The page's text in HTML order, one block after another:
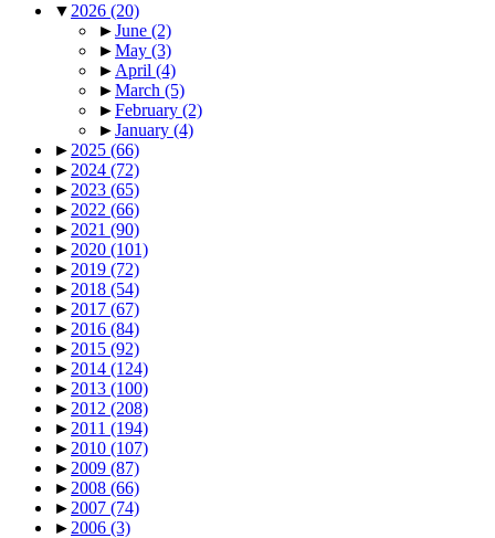
▼ 2026 (20)
►June (2)
►May (3)
► April (4)
►March (5)
►February (2)
►January (4)
► 2025 (66)
► 2024 (72)
► 2023 (65)
► 2022 (66)
► 2021 (90)
► 2020 (101)
► 2019 (72)
► 2018 (54)
► 2017 (67)
► 2016 (84)
► 2015 (92)
► 2014 (124)
► 2013 (100)
► 2012 (208)
► 2011 (194)
► 2010 (107)
► 2009 (87)
► 2008 (66)
► 2007 (74)
► 2006 (3)